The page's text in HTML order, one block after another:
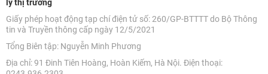
lý thị trường
Giấy phép hoạt động tạp chí điện tử số: 260/GP-BTTTT do Bộ Thông
tin và Truyền thông cấp ngày 12/5/2021
Tổng Biên tập: Nguyễn Minh Phương
Địa chỉ: 91 Đinh Tiên Hoàng, Hoàn Kiếm, Hà Nội. Điện thoại: